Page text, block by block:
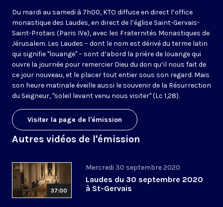
Du mardi au samedi à 7h00, KTO diffuse en direct l’office
monastique des Laudes, en direct de l’église Saint-Gervais-
Saint-Protais (Paris IVe), avec les Fraternités Monastiques de
Jérusalem. Les Laudes – dont le nom est dérivé du terme latin
qui signifie "louange" – sont d’abord la prière de louange qui
ouvre la journée pour remercier Dieu du don qu’il nous fait de
ce jour nouveau, et le placer tout entier sous son regard. Mais
son heure matinale éveille aussi le souvenir de la Résurrection
du Seigneur, "soleil levant venu nous visiter" (Lc 1,28).
Visiter la page de l'émission
Autres vidéos de l'émission
37:00
Mercredi 30 septembre 2020
Laudes du 30 septembre 2020
à St-Gervais